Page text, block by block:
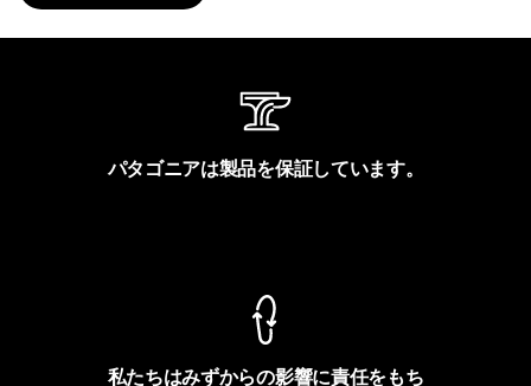
パタゴニアは製品を保証しています。
私たちはみずからの影響に責任をもち